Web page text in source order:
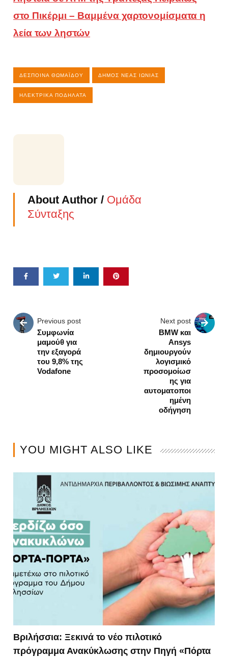
στο Πικέρμι – Βαμμένα χαρτονομίσματα η
λεία των ληστών
ΔΈΣΠΟΙΝΑ ΘΩΜΑΪ́ΔΟΥ ΔΉΜΟΣ ΝΈΑΣ ΙΩΝΊΑΣ
ΗΛΕΚΤΡΙΚΆ ΠΟΔΉΛΑΤΑ
About Author / Ομάδα
Σύνταξης
Previous post
Συμφωνία
μαμούθ για
την εξαγορά
του 9,8% της
Vodafone
Next post
BMW και
Ansys
δημιουργούν
λογισμικό
προσομοίωσ
ης για
αυτοματοποι
ημένη
οδήγηση
YOU MIGHT ALSO LIKE
Βριλήσσια: Ξεκινά το νέο πιλοτικό
πρόγραμμα Ανακύκλωσης στην Πηγή «Πόρτα